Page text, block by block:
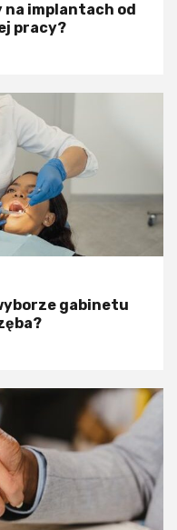
implantach od
pracy?
gabinetu